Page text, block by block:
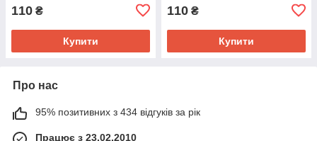
110 ₴
Купити
110 ₴
Купити
Про нас
95% позитивних з 434 відгуків за рік
Працює з 23.02.2010